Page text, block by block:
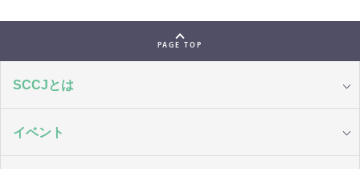
PAGE TOP
SCCJとは
イベント